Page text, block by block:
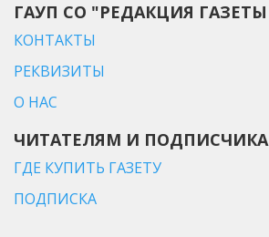
ГАУП СО "РЕДАКЦИЯ
КОНТАКТЫ
РЕКВИЗИТЫ
О НАС
ЧИТАТЕЛЯМ И
ГДЕ КУПИТЬ ГАЗЕТУ
ПОДПИСКА